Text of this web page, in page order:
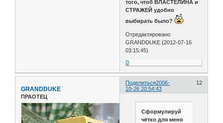
того, чтоб ВЛАСТЕЛИНА и
СТРАЖЕЙ удобно
выбирать было?
Отредактировано
GRANDDUKE (2012-07-16
03:15:45)
0
Поделиться 12
2006-
10-26 20:54:43
GRANDDUKE
ПРАОТЕЦ
Сформулируй
чётко для меня